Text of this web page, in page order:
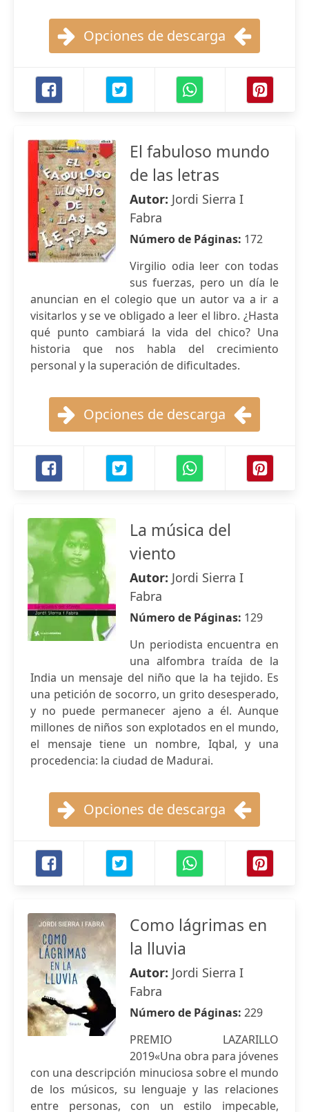
Opciones de descarga
El fabuloso mundo
de las letras
Autor: Jordi Sierra I
Fabra
Número de Páginas: 172
Virgilio odia leer con todas
sus fuerzas, pero un día le
anuncian en el colegio que un autor va a ir a
visitarlos y se ve obligado a leer el libro. ¿Hasta
qué punto cambiará la vida del chico? Una
historia que nos habla del crecimiento
personal y la superación de dificultades.
Opciones de descarga
La música del
viento
Autor: Jordi Sierra I
Fabra
Número de Páginas: 129
Un periodista encuentra en
una alfombra traída de la
India un mensaje del niño que la ha tejido. Es
una petición de socorro, un grito desesperado,
y no puede permanecer ajeno a él. Aunque
millones de niños son explotados en el mundo,
el mensaje tiene un nombre, Iqbal, y una
procedencia: la ciudad de Madurai.
Opciones de descarga
Como lágrimas en
la lluvia
Autor: Jordi Sierra I
Fabra
Número de Páginas: 229
PREMIO LAZARILLO
2019«Una obra para jóvenes
con una descripción minuciosa sobre el mundo
de los músicos, su lenguaje y las relaciones
entre personas, con un estilo impecable,